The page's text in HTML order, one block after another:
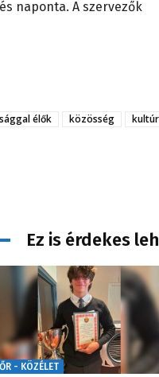
naponta. A szervezők
élők közösség
Ez is érdekes
- KÖZÉLET